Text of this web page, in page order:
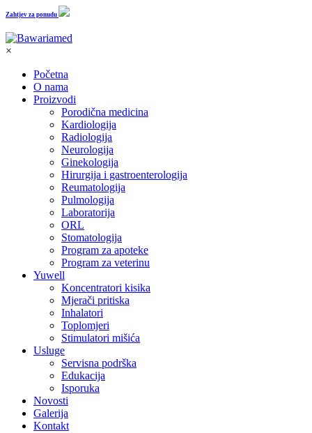
Zahtjev za ponudu
×
Početna
O nama
Proizvodi
Porodična medicina
Kardiologija
Radiologija
Neurologija
Ginekologija
Hirurgija i gastroenterologija
Reumatologija
Pulmologija
Laboratorija
ORL
Stomatologija
Program za apoteke
Program za veterinu
Yuwell
Koncentratori kisika
Mjerači pritiska
Inhalatori
Toplomjeri
Stimulatori mišića
Usluge
Servisna podrška
Edukacija
Isporuka
Novosti
Galerija
Kontakt